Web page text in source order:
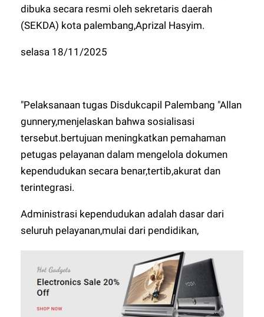
dibuka secara resmi oleh sekretaris daerah
(SEKDA) kota palembang,Aprizal Hasyim.
selasa 18/11/2025
"Pelaksanaan tugas Disdukcapil Palembang "Allan
gunnery,menjelaskan bahwa sosialisasi
tersebut.bertujuan meningkatkan pemahaman
petugas pelayanan dalam mengelola dokumen
kependudukan secara benar,tertib,akurat dan
terintegrasi.
Administrasi kependudukan adalah dasar dari
seluruh pelayanan,mulai dari pendidikan,